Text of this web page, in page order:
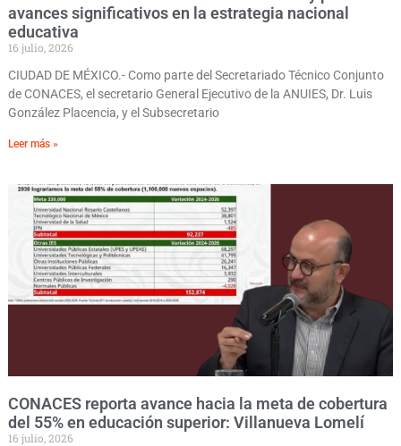
avances significativos en la estrategia nacional
educativa
16 julio, 2026
CIUDAD DE MÉXICO.- Como parte del Secretariado Técnico Conjunto
de CONACES, el secretario General Ejecutivo de la ANUIES, Dr. Luis
González Placencia, y el Subsecretario
Leer más »
CONACES reporta avance hacia la meta de cobertura
del 55% en educación superior: Villanueva Lomelí
16 julio, 2026